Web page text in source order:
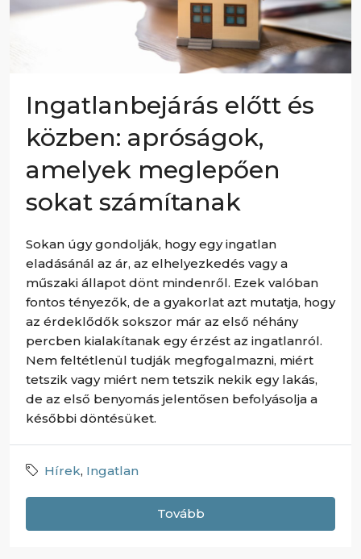
Ingatlanbejárás előtt és
közben: apróságok,
amelyek meglepően
sokat számítanak
Sokan úgy gondolják, hogy egy ingatlan
eladásánál az ár, az elhelyezkedés vagy a
műszaki állapot dönt mindenről. Ezek valóban
fontos tényezők, de a gyakorlat azt mutatja, hogy
az érdeklődők sokszor már az első néhány
percben kialakítanak egy érzést az ingatlanról.
Nem feltétlenül tudják megfogalmazni, miért
tetszik vagy miért nem tetszik nekik egy lakás,
de az első benyomás jelentősen befolyásolja a
későbbi döntésüket.
Hírek, Ingatlan
Tovább